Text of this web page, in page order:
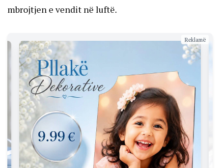
mbrojtjen e vendit në luftë.
Reklamë